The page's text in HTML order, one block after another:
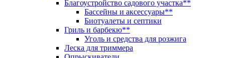
Благоустройство садового участка**
Бассейны и аксессуары**
Биотуалеты и септики
Гриль и барбекю**
Уголь и средства для розжига
Леска для триммера